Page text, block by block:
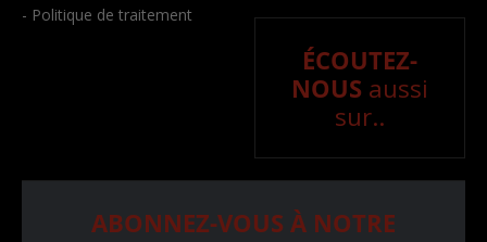
- Politique de traitement
ÉCOUTEZ-
NOUS aussi
sur..
ABONNEZ-VOUS À NOTRE